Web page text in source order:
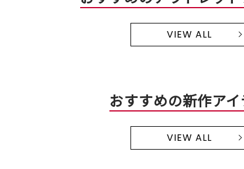
VIEW ALL
おすすめの新作ア
VIEW ALL